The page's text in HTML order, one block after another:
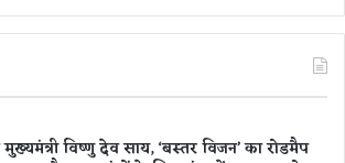
विष्णु देव साय, ‘बस्तर विजन’ का रोडमैप